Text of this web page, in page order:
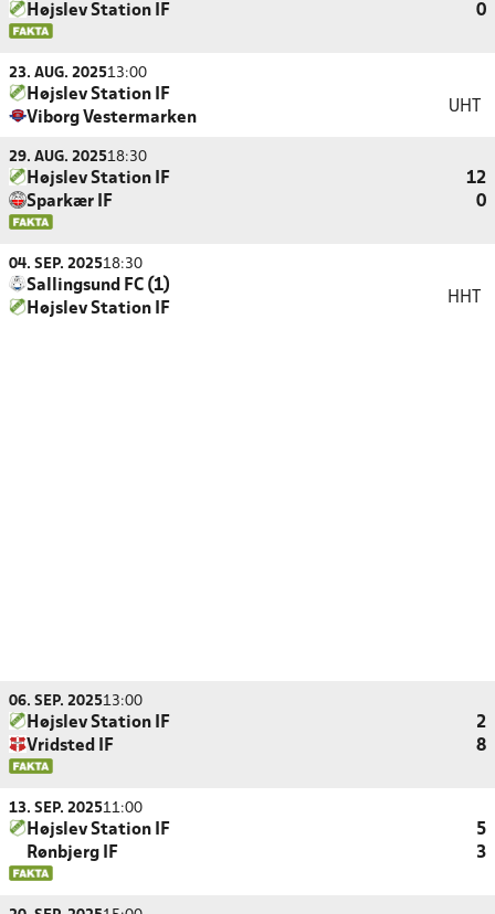
Højslev Station IF
0
23. AUG. 202513:00
Højslev Station IF
Viborg Vestermarken
UHT
29. AUG. 202518:30
Højslev Station IF
12
Sparkær IF
0
04. SEP. 202518:30
Sallingsund FC (1)
Højslev Station IF
HHT
06. SEP. 202513:00
Højslev Station IF
2
Vridsted IF
8
13. SEP. 202511:00
Højslev Station IF
5
Rønbjerg IF
3